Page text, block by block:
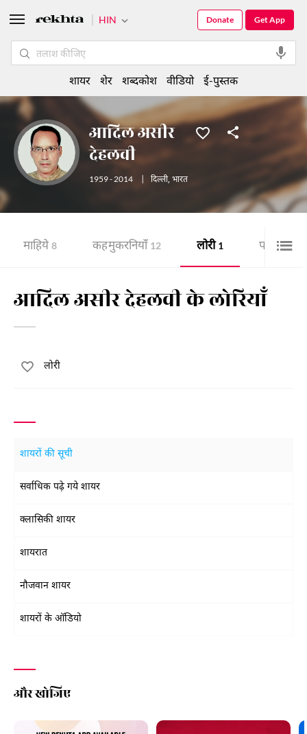
आदिल असीर
देहलवी
1959 - 2014 दिल्ली, भारत
माहिये 8 कह मुकरनियाँ 12 लोरी 1 पहेली 5
आदिल असीर देहलवी के लोरियाँ
लोरी
शायरों की सूची
सर्वाधिक पढ़े गये शायर
क्लासिकी शायर
शायरात
नौजवान शायर
शायरों के ऑडियो
और खोजिए
HIN Get App
Donate
शायर शेर शब्दकोश वीडियो ई-पुस्तक